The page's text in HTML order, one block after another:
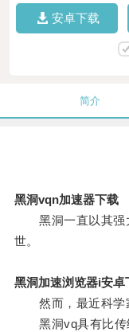
安卓下载
简介
黑洞vqn加速器下载
黑洞一直以其强
世。
黑洞加速浏览器i安卓
然而，最近科学
黑洞vq具有比传